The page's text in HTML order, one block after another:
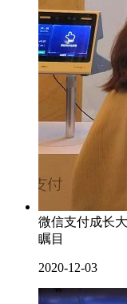
微信支付成长
瞩目
2020-12-03